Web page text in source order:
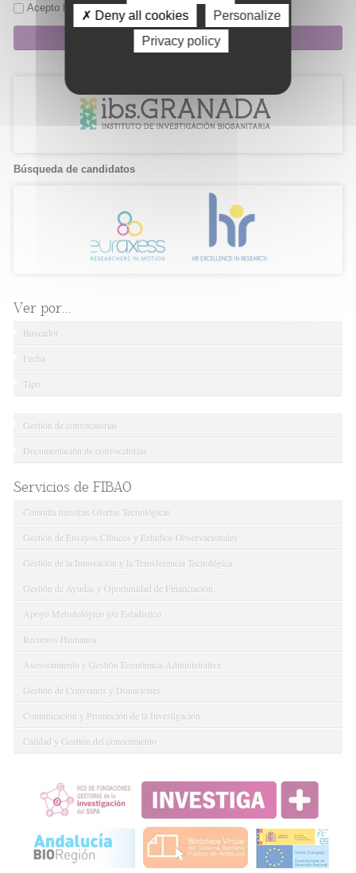
Acepto lapolítica de privacidad
Suscripción
Búsqueda de candidatos
Ver por...
Buscador
Fecha
Tipo
Gestión de convocatorias
Documentación de convocatorias
Servicios de FIBAO
Consulta nuestras Ofertas Tecnológicas
Gestión de Ensayos Clínicos y Estudios Observacionales
Gestión de la Innovación y la Transferencia Tecnológica
Gestión de Ayudas y Oportunidad de Financiación
Apoyo Metodológico y/o Estadístico
Recursos Humanos
Asesoramiento y Gestión Económica-Administrativa
Gestión de Convenios y Donaciones
Comunicación y Promoción de la Investigación
Calidad y Gestión del conocimiento
✗ Deny all cookies
Personalize
Privacy policy